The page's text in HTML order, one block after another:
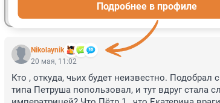
Nikolaynik
Подробнее в профиле
20 мая, 11:02
Кто , откуда, чьих будет неизвестно.
типа Петруша попользовал, и тут вдруг стала